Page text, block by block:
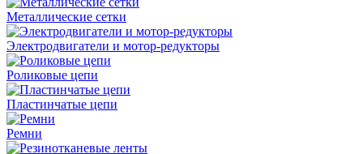
Металлические сетки
Электродвигатели и мотор-редукторы
Роликовые цепи
Пластинчатые цепи
Ремни